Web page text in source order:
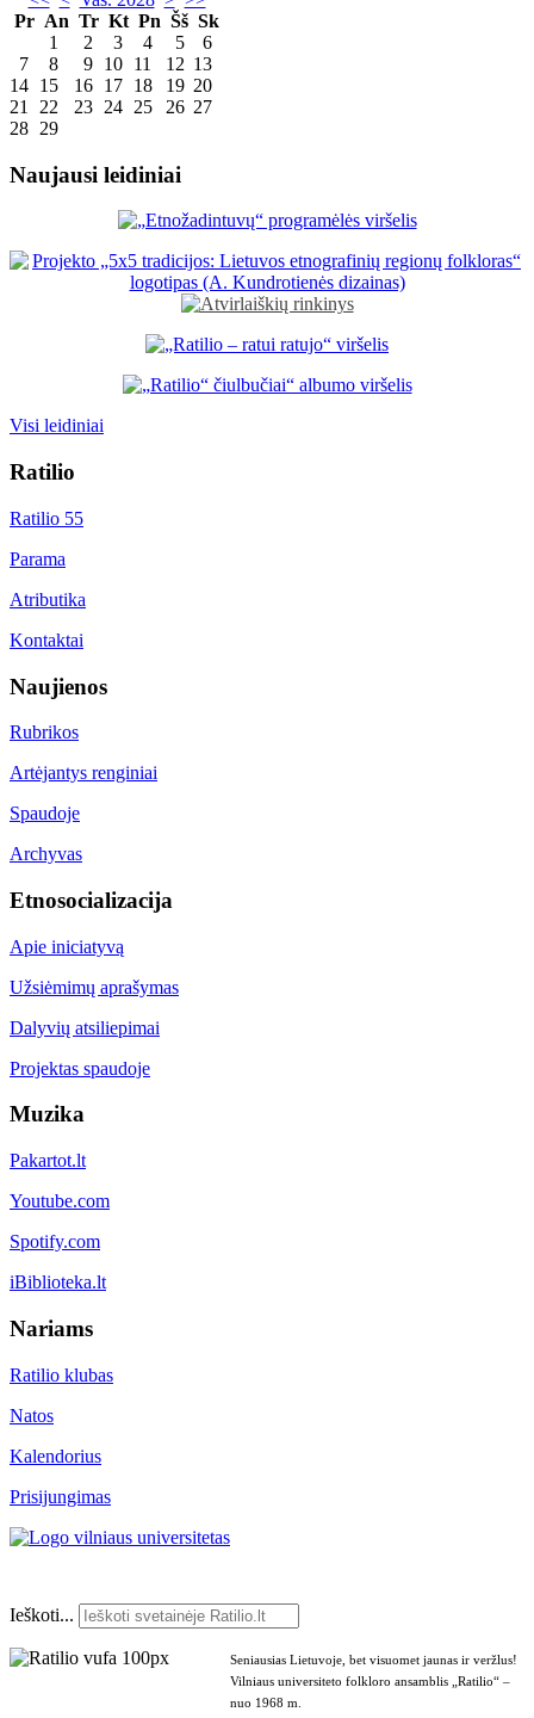
Pr An Tr Kt Pn Šš Sk
1
2 3 4 5
6
7
8 9 10 11 12 13
14 15 16 17 18 19 20
21
22 23 24 25 26 27
28 29
Naujausi leidiniai
Visi leidiniai
Ratilio
Ratilio 55
Parama
Atributika
Kontaktai
Naujienos
Rubrikos
Artėjantys renginiai
Spaudoje
Archyvas
Etnosocializacija
Apie iniciatyvą
Užsiėmimų aprašymas
Dalyvių atsiliepimai
Projektas spaudoje
Muzika
Pakartot.lt
Youtube.com
Spotify.com
iBiblioteka.lt
Nariams
Ratilio klubas
Natos
Kalendorius
Prisijungimas
Ieškoti...
Seniausias Lietuvoje, bet visuomet jaunas ir veržlus!
Vilniaus universiteto folkloro ansamblis „Ratilio“ –
nuo 1968 m.